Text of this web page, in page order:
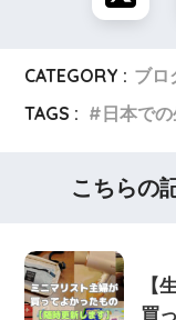
CATEGORY : ブロ
TAGS :
日本で
こちらの
【
買